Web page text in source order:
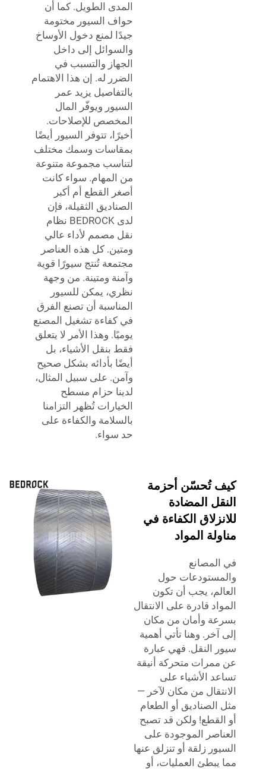
المدى الطويل. كما أن
حواف السيور مختومة
جيدًا لمنع دخول الأوساخ
والسوائل إلى داخل
الجهاز والتسبب في
الضرر له. إن هذا الاهتمام
بالتفاصيل يزيد عمر
السيور ويوفّر المال
المخصص للإصلاحات.
أخيرًا، تتوفر السيور أيضًا
بمقاسات وسمك مختلف
لتناسب مجموعة متنوعة
من المهام. سواء كانت
أصغر القطع أم أكبر
الصناديق الثقيلة، فإن
لدى BEDROCK نظام
نقل مصمم لأداء عالي
ومتين. كل هذه العناصر
مجتمعة تُنتج سيورًا قوية
وآمنة ومتينة. من وجهة
نظري، يمكن للسيور
المناسبة أن تصنع الفرق
في كفاءة تشغيل المصنع
يوميًا. وهذا الأمر لا يتعلق
فقط بنقل الأشياء، بل
أيضًا بأدائه بشكل صحيح
وآمن. على سبيل المثال،
لدينا حزام مسطح
الخيارات تُظهر التزامنا
بالسلامة والكفاءة على
حد سواء.
كيف تُحسّن أحزمة
النقل المضادة
للانزلاق الكفاءة في
مناولة المواد
في المصانع
والمستودعات حول
العالم، يجب أن تكون
المواد قادرة على الانتقال
بسرعة وأمان من مكان
إلى آخر. وهنا تأتي أهمية
سيور النقل. فهي عبارة
عن ممرات متحركة أنيقة
تساعد الأشياء على
الانتقال من مكان لآخر —
مثل الصناديق أو الطعام
أو القطع! ولكن قد تصبح
العناصر الموجودة على
السيور زلقة أو تنزلق عنها
مما يبطئ العمليات، أو